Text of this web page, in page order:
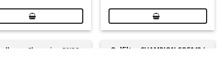
Champion RN3C
Oelfilter CHAMPION COF042 /